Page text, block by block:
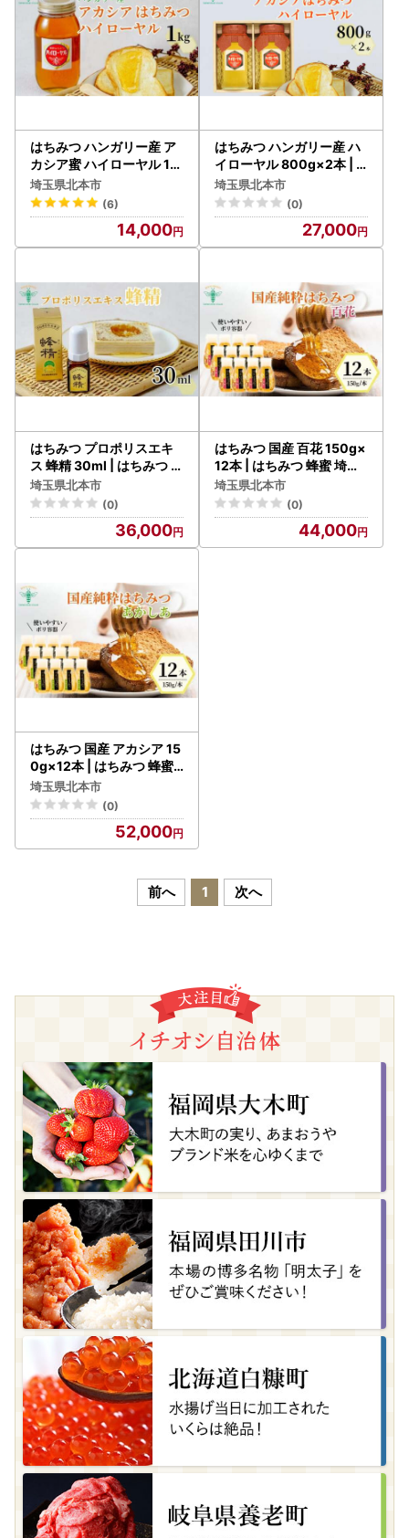
はちみつ ハンガリー産 ア
カシア蜜 ハイローヤル 1k
g | はちみつ 蜂蜜 埼玉養蜂
埼玉県北本市
(6)
14,000
はちみつ ハンガリー産 ハ
イローヤル 800g×2本 |
はちみつ 蜂蜜 埼玉養蜂
埼玉県北本市
(0)
27,000
はちみつ プロポリスエキ
ス 蜂精 30ml | はちみつ 蜂
蜜 埼玉養蜂
埼玉県北本市
(0)
36,000
はちみつ 国産 百花 150g×
12本 | はちみつ 蜂蜜 埼玉
養蜂
埼玉県北本市
(0)
44,000
はちみつ 国産 アカシア 15
0g×12本 | はちみつ 蜂蜜
埼玉養蜂
埼玉県北本市
(0)
52,000
前へ 1 次へ